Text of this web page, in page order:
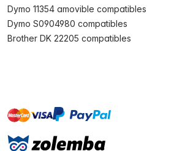
Dymo 11354 amovible compatibles
Dymo S0904980 compatibles
Brother DK 22205 compatibles
mastervisa paypal